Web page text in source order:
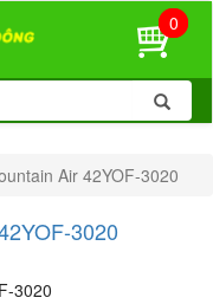
0
Air 42YOF-3020
3020
3020